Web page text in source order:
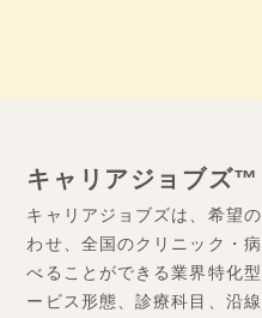
キャリアジョブズ™
キャリアジョブズは、希望
わせ、全国のクリニック・
べることができる業界特化
ービス形態、診療科目、沿